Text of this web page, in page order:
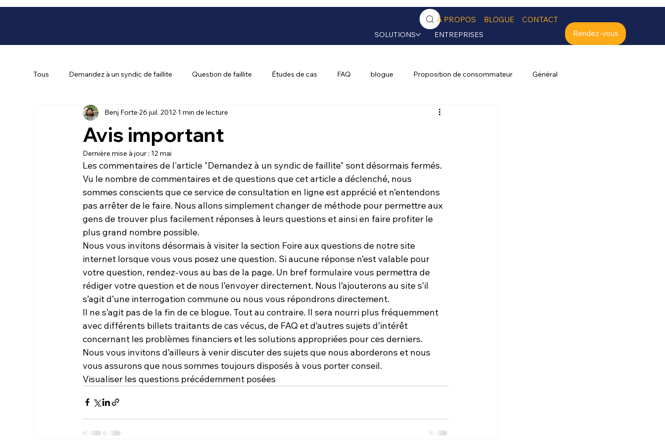
SOLUTIONS ENTREPRISES
À PROPOS BLOGUE
CONTACT
Rendez-vous
Tous Demandez à un syndic de faillite Question de faillite Études de cas FAQ blogue Proposition de consommateur Général
Avis important
Benj Forte 26 juil. 2012 1 min de lecture
Dernière mise à jour : 12 mai
Les commentaires de l'article "Demandez à un syndic de faillite" sont désormais fermés.
Vu le nombre de commentaires et de questions que cet article a déclenché, nous
sommes conscients que ce service de consultation en ligne est apprécié et n’entendons
pas arrêter de le faire. Nous allons simplement changer de méthode pour permettre aux
gens de trouver plus facilement réponses à leurs questions et ainsi en faire profiter le
plus grand nombre possible.
Nous vous invitons désormais à visiter la section Foire aux questions de notre site
internet lorsque vous vous posez une question. Si aucune réponse n’est valable pour
votre question, rendez-vous au bas de la page. Un bref formulaire vous permettra de
rédiger votre question et de nous l’envoyer directement. Nous l’ajouterons au site s’il
s’agit d’une interrogation commune ou nous vous répondrons directement.
Il ne s’agit pas de la fin de ce blogue. Tout au contraire. Il sera nourri plus fréquemment
avec différents billets traitants de cas vécus, de FAQ et d’autres sujets d’intérêt
concernant les problèmes financiers et les solutions appropriées pour ces derniers.
Nous vous invitons d’ailleurs à venir discuter des sujets que nous aborderons et nous
Visualiser les questions précédemment posées